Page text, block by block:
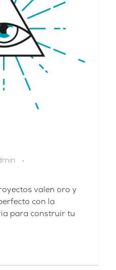
valen oro y
con la
para construir tu